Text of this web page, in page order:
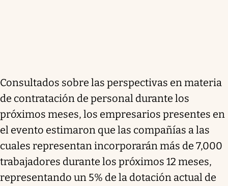
Consultados sobre las perspectivas en materia
de contratación de personal durante los
próximos meses, los empresarios presentes en
el evento estimaron que las compañías a las
cuales representan incorporarán más de 7,000
trabajadores durante los próximos 12 meses,
representando un 5% de la dotación actual de